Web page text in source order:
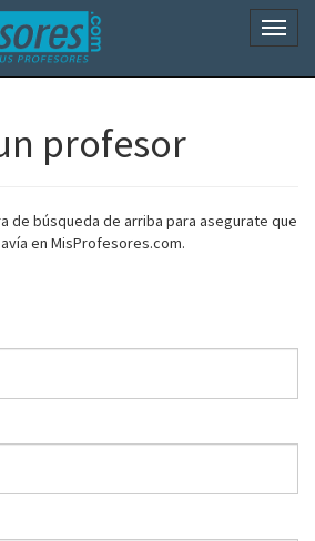
profesor
de búsqueda de arriba para asegurate que
en MisProfesores.com.